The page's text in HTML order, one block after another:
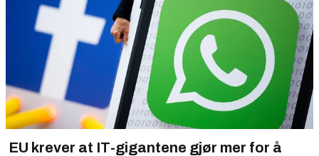
EU krever at IT-gigantene gjør mer for å